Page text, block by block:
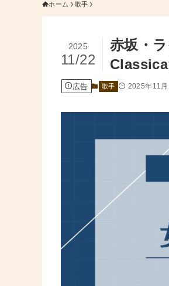
ホーム 歌手
赤坂・
Classica
2025
11/22
広告 歌手 2025年11